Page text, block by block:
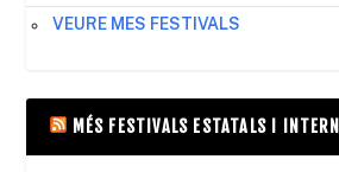
VEURE MES FESTIVALS
MÉS FESTIVALS ESTATALS I